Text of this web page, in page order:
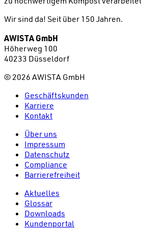
Wir sind da! Seit über 150 Jahren.
AWISTA GmbH
Höherweg 100
40233 Düsseldorf
©2026 AWISTA GmbH
Geschäftskunden
Karriere
Kontakt
Über uns
Impressum
Datenschutz
Compliance
Barrierefreiheit
Aktuelles
Glossar
Downloads
Kundenportal